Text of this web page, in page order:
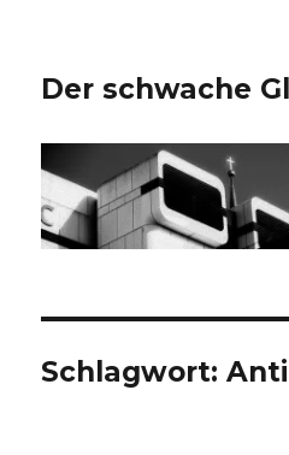
Der schwache
Schlagwort: